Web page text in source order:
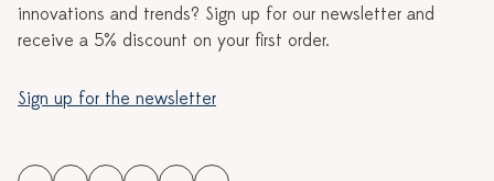
innovations and trends? Sign up for our newsletter and
receive a 5% discount on your first order.
Sign up for the newsletter